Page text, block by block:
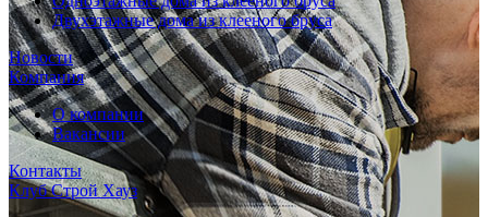
Двухэтажные дома из клееного бруса
Новости
Компания
О компании
Вакансии
Контакты
Клуб Строй Хауз